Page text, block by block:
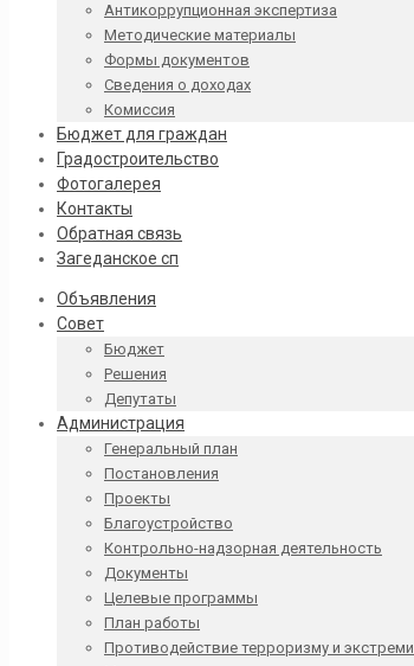
Антикоррупционная экспертиза
Методические материалы
Формы документов
Сведения о доходах
Комиссия
Бюджет для граждан
Градостроительство
Фотогалерея
Контакты
Обратная связь
Загеданское сп
Объявления
Совет
Бюджет
Решения
Депутаты
Администрация
Генеральный план
Постановления
Проекты
Благоустройство
Контрольно-надзорная деятельность
Документы
Целевые программы
План работы
Противодействие терроризму и